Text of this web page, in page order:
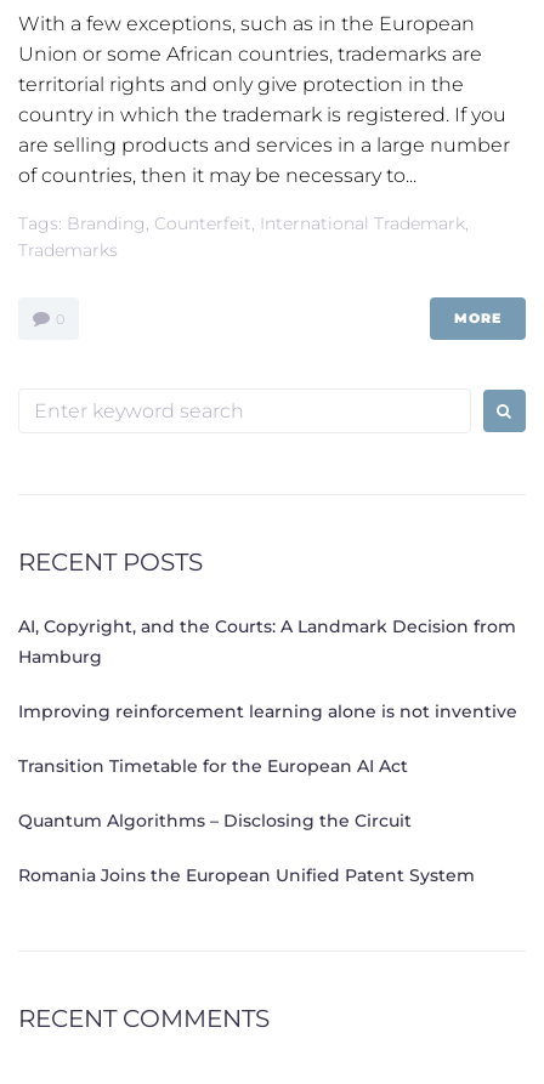
With a few exceptions, such as in the European
Union or some African countries, trademarks are
territorial rights and only give protection in the
country in which the trademark is registered. If you
are selling products and services in a large number
of countries, then it may be necessary to...
Tags: Branding, Counterfeit, International Trademark,
Trademarks
0 MORE
Search
RECENT POSTS
AI, Copyright, and the Courts: A Landmark Decision from
Hamburg
Improving reinforcement learning alone is not inventive
Transition Timetable for the European AI Act
Quantum Algorithms – Disclosing the Circuit
Romania Joins the European Unified Patent System
RECENT COMMENTS